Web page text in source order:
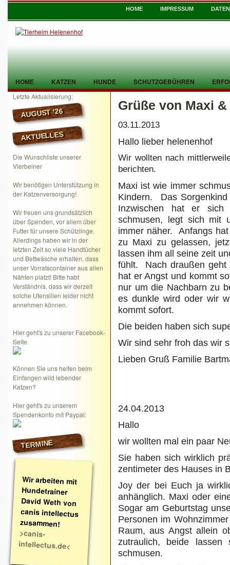
HOME IMPRESSUM
HOME KATZEN HUNDE SCHUTZGEBÜHREN
TIER GEFUNDEN KONTAKT
Letzte Aktualisierung:
AUGUST ’26
AKTUELLES
Die Wunschliste unserer
Vierbeiner
Wir benötigen Unterstützung in
der Katzenversorgung!
Wir freuen uns grundsätzlich
über Spenden, vor allem über
Futter für unsere Schützlinge.
Allerdings haben wir in der
letzten Zeit so viele Handtücher
und Bettwäsche erhalten, dass
unser Vorratscontainer aus allen
Nähten platzt! Bitte habt
Verständnis, dass wir derzeit
solche Utensilien leider nicht
annehmen können.
Hier geht's zu unserer Facebook-
Seite
Können Sie uns helfen beim
Einfangen wild lebender
Katzen?
Hier geht's zu unserem
Spendenkonto mit Paypal:
TERMINE
Wir arbeiten mit
Hundetrainer
David Weth von
canis intellectus
zusammen!
>canis-
intellectus.de<
Grüße von Maxi
03.11.2013
Hallo lieber helenenhof
Wir wollten nach
berichten.
Maxi ist wie immer
Kindern. Das
Inzwischen hat er
schmusen, legt sich mit
immer näher. Anfangs
zu Maxi zu gelassen,
lassen ihm all seine zeit
fühlt. Nach draußen
hat er Angst und kommt
nur um die Nachbarn zu
es dunkle wird oder wir
kommt sofort.
Die beiden haben sich
Wir sind sehr froh das wir
Lieben Gruß Familie
24.04.2013
Hallo
wir wollten mal ein paar
Sie haben sich wirklich
zentimeter des Hauses in
Joy der bei Euch ja
anhänglich. Maxi oder
Sogar am Geburtstag
Personen im
Raum, aus Angst allein
zutraulich, beide
schmusen.